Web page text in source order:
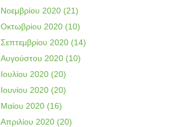
Νοεμβρίου 2020 (21)
Οκτωβρίου 2020 (10)
Σεπτεμβρίου 2020 (14)
Αυγούστου 2020 (10)
Ιουλίου 2020 (20)
Ιουνίου 2020 (20)
Μαίου 2020 (16)
Απριλίου 2020 (20)